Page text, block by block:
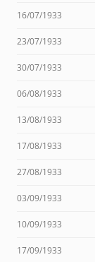
16/07/1933
23/07/1933
30/07/1933
06/08/1933
13/08/1933
17/08/1933
27/08/1933
03/09/1933
10/09/1933
17/09/1933